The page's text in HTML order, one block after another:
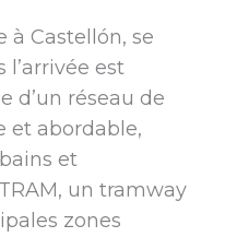
à Castellón, se
est
d’un réseau de
et abordable,
et
un tramway
zones